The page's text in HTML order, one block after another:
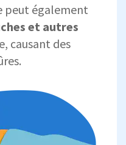
peut également
et autres
causant des